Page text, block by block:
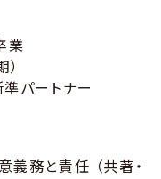
業
パートナー
務と責任 （共著・